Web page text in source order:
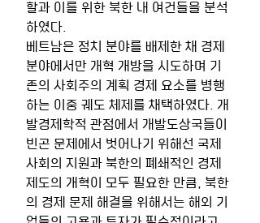
할과 이를 위한 북한 내 여건들을 분석
하였다.
베트남은 정치 분야를 배제한 채 경제
분야에서만 개혁 개방을 시도하며 기
존의 사회주의 계획 경제 요소를 병행
하는 이중 궤도 체제를 채택하였다. 개
발경제학적 관점에서 개발도상국들이
빈곤 문제에서 벗어나기 위해선 국제
사회의 지원과 북한의 폐쇄적인 경제
제도의 개혁이 모두 필요한 만큼, 북한
의 경제 문제 해결을 위해서는 해외 기